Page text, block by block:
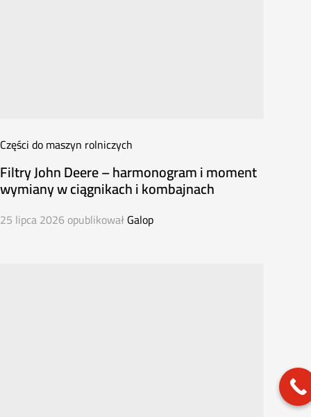
Części do maszyn rolniczych
Filtry John Deere – harmonogram i moment
wymiany w ciągnikach i kombajnach
25 lipca 2026 opublikowałGalop